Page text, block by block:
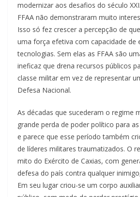
modernizar aos desafios do século
FFAA não demonstraram muito
Isso só fez crescer a percepção de
uma força efetiva com capacidade de
tecnologias. Sem elas as FFAA são
ineficaz que drena recursos públicos
classe militar em vez de representar
Defesa Nacional.
As décadas que sucederam o regime
grande perda de poder político para
e parece que esse período também
de líderes militares traumatizados. O
mito do Exército de Caxias, com
defesa do país contra qualquer
Em seu lugar criou-se um corpo